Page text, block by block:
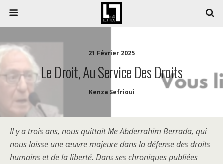
21 Février 2025
Le Droit, Au Service Des Droits
Kenza Sefrioui
Il y a trois ans, nous quittait Me Abderrahim Berrada, qui
nous laisse une œuvre majeure dans la défense des droits
humains et de la liberté. Dans ses chroniques publiées